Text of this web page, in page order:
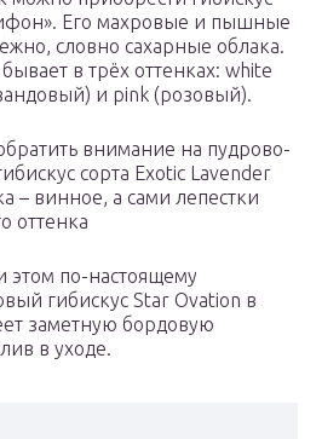
Его махровые и пышные
словно сахарные облака.
в трёх оттенках: white
и pink (розовый).
внимание на пудрово-
сорта Exotic Lavender
– винное, а сами лепестки
оттенка
этом по-настоящему
гибискус Star Ovation в
заметную бордовую
в уходе.